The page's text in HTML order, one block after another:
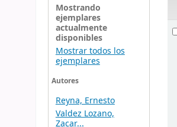
Mostrando
ejemplares
actualmente
disponibles
Mostrar todos los
ejemplares
Autores
Reyna, Ernesto
Valdez Lozano,
Zacar...